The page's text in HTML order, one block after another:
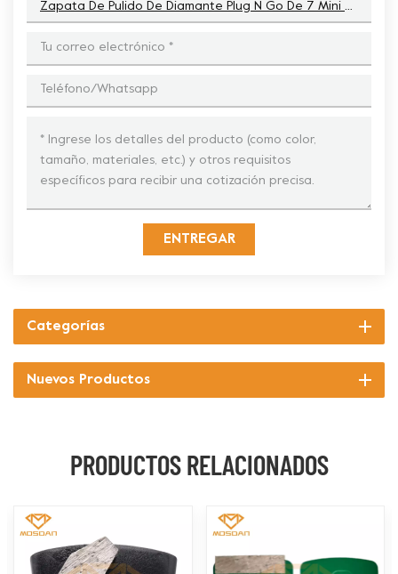
Zapata De Pulido De Diamante Plug N Go De 7 Mini Botones Para Werk Master
ENTREGAR
Categorías
Nuevos Productos
PRODUCTOS RELACIONADOS